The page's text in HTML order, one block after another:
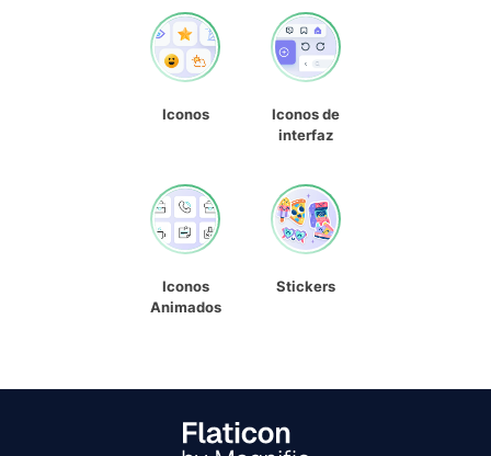
Iconos
Iconos de
interfaz
Iconos
Animados
Stickers